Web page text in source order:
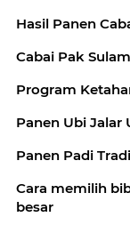
Hasil Panen
Cabai Pak
Program
Panen Ubi Jalar
Panen Padi
Cara memilih
besar